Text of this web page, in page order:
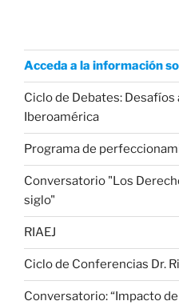
Acceda a la información
Ciclo de Debates:
Iberoamérica
Programa de
Conversatorio "Los
siglo"
RIAEJ
Ciclo de Conferencias Dr.
Conversatorio: “Impacto